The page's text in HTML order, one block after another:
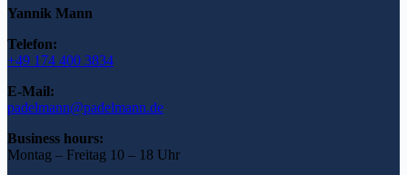
Yannik Mann
Telefon:
+49 174 400 3834
E-Mail:
padelmann@padelmann.de
Business hours:
Montag – Freitag 10 – 18 Uhr